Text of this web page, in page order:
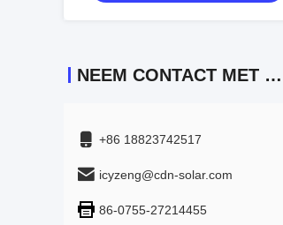
NEEM CONTACT MET ONS OP
+86 18823742517
icyzeng@cdn-solar.com
86-0755-27214455